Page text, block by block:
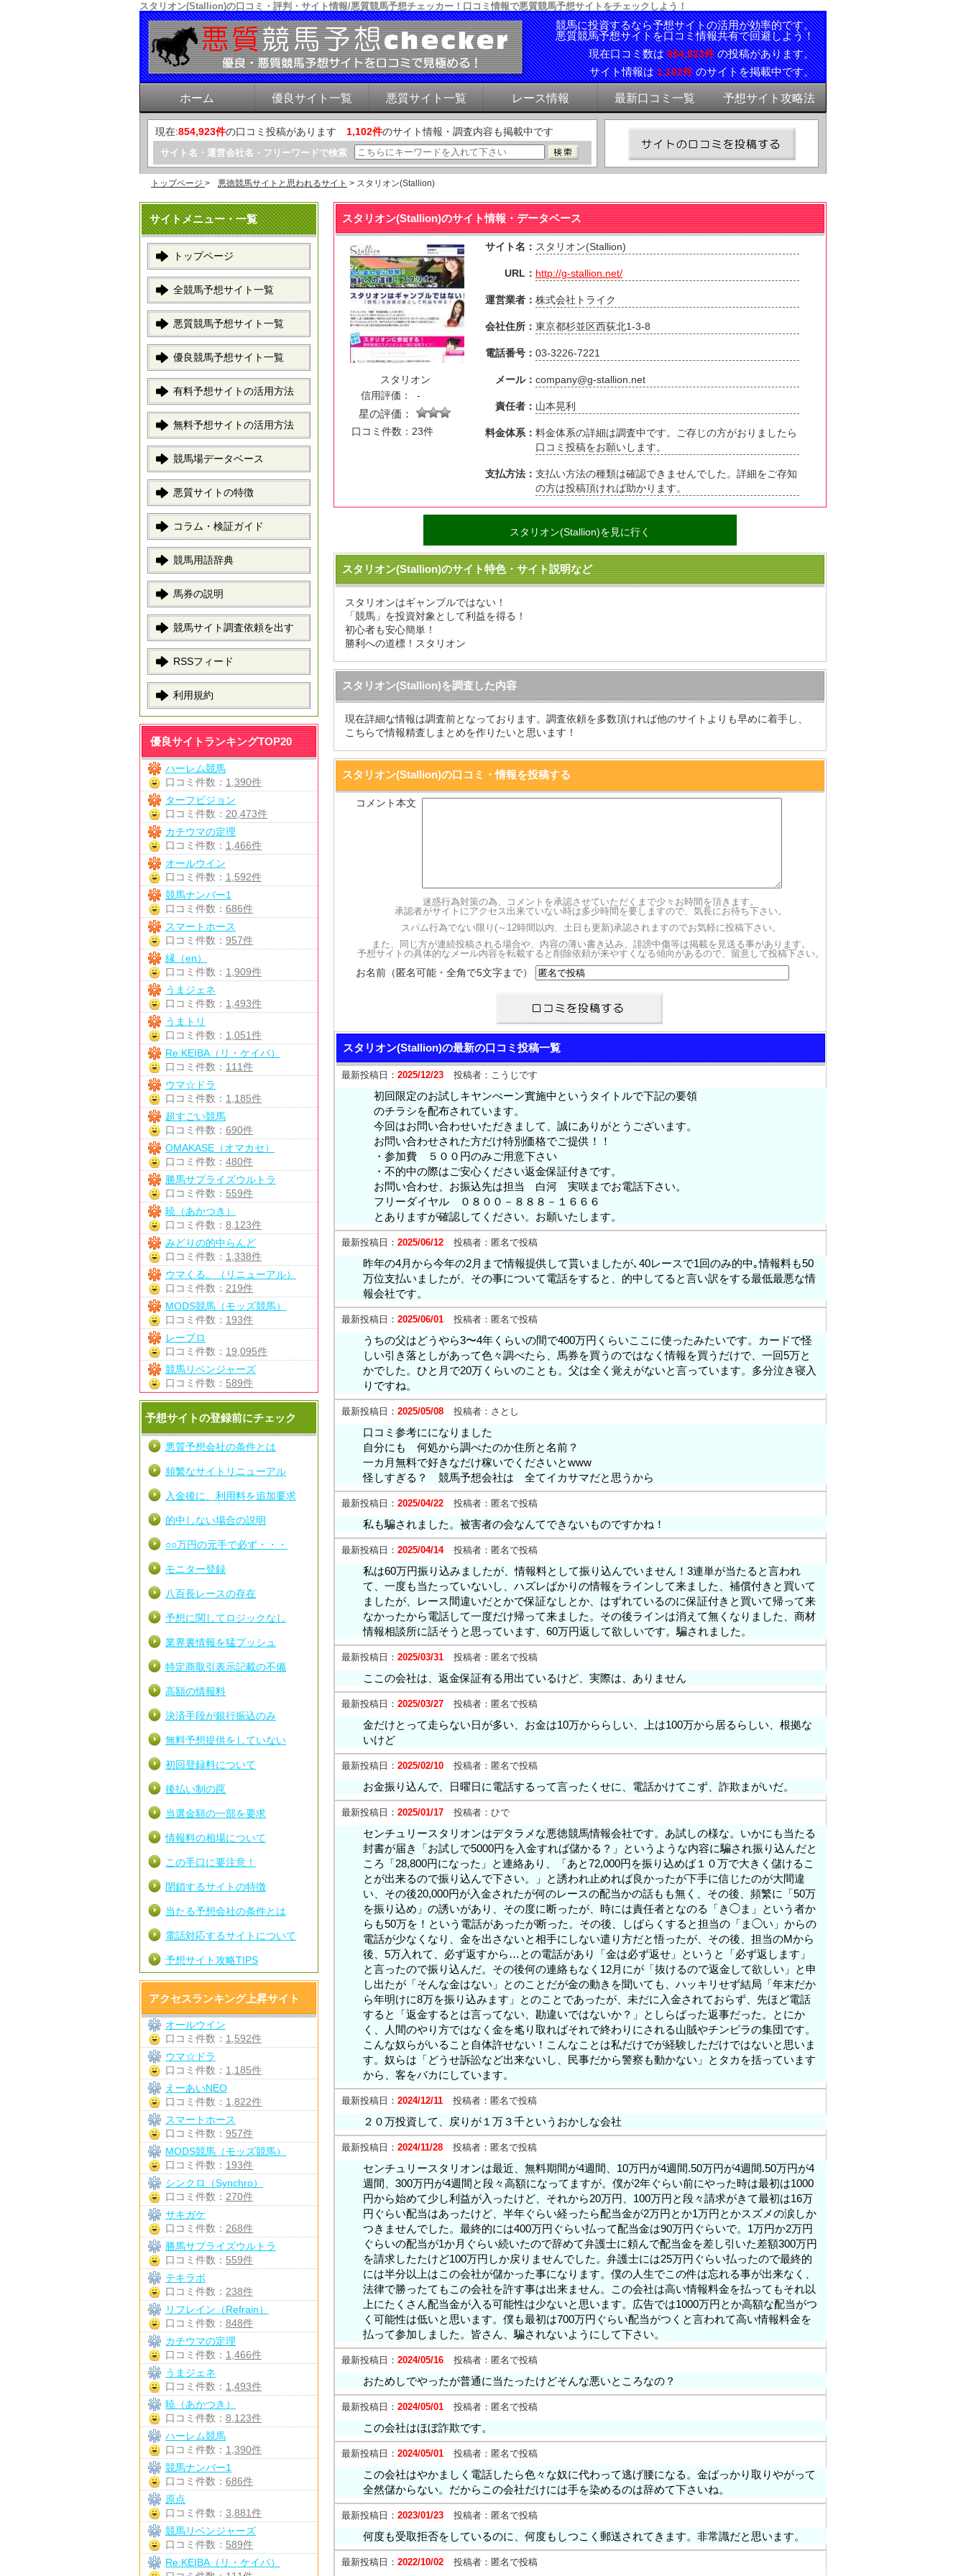
スタリオン(Stallion)の口コミ・評判・サイト情報/悪質競馬予想チェッカー！口コミ情報で悪質競馬予想サイトをチェックしよう！
競馬に投資するなら予想サイトの活用が効率的です。
悪質競馬予想サイトを口コミ情報共有で回避しよう！
現在口コミ数は854,923件の投稿があります。
サイト情報は1,102件のサイトを掲載中です。
ホーム 優良サイト一覧 悪質サイト一覧 レース情報 最新口コミ一覧 予想サイト攻略法
現在:854,923件の口コミ投稿があります 1,102件のサイト情報・調査内容も掲載中です
サイト名・運営会社名・フリーワードで検索
トップページ > 悪徳競馬サイトと思われるサイト > スタリオン(Stallion)
サイトメニュー・一覧
トップページ
全競馬予想サイト一覧
悪質競馬予想サイト一覧
優良競馬予想サイト一覧
有料予想サイトの活用方法
無料予想サイトの活用方法
競馬場データベース
悪質サイトの特徴
コラム・検証ガイド
競馬用語辞典
馬券の説明
競馬サイト調査依頼を出す
RSSフィード
利用規約
優良サイトランキングTOP20
ハーレム競馬
口コミ件数： 1,390件
ターフビジョン
口コミ件数： 20,473件
カチウマの定理
口コミ件数： 1,466件
オールウイン
口コミ件数： 1,592件
競馬ナンバー1
口コミ件数： 686件
スマートホース
口コミ件数： 957件
縁（en）
口コミ件数： 1,909件
うまジェネ
口コミ件数： 1,493件
うまトリ
口コミ件数： 1,051件
Re:KEIBA（リ・ケイバ）
口コミ件数： 111件
ウマ☆ドラ
口コミ件数： 1,185件
超すごい競馬
口コミ件数： 690件
OMAKASE（オマカセ）
口コミ件数： 480件
勝馬サプライズウルトラ
口コミ件数： 559件
暁（あかつき）
口コミ件数： 8,123件
みどりの的中らんど
口コミ件数： 1,338件
ウマくる。（リニューアル）
口コミ件数： 219件
MODS競馬（モッズ競馬）
口コミ件数： 193件
レープロ
口コミ件数： 19,095件
競馬リベンジャーズ
口コミ件数： 589件
予想サイトの登録前にチェック
悪質予想会社の条件とは
頻繁なサイトリニューアル
入金後に、利用料を追加要求
的中しない場合の説明
○○万円の元手で必ず・・・
モニター登録
八百長レースの存在
予想に関してロジックなし
業界裏情報を猛プッシュ
特定商取引表示記載の不備
高額の情報料
決済手段が銀行振込のみ
無料予想提供をしていない
初回登録料について
後払い制の罠
当選金額の一部を要求
情報料の相場について
この手口に要注意！
閉鎖するサイトの特徴
当たる予想会社の条件とは
電話対応するサイトについて
予想サイト攻略TIPS
アクセスランキング上昇サイト
オールウイン
口コミ件数： 1,592件
ウマ☆ドラ
口コミ件数： 1,185件
えーあいNEO
口コミ件数： 1,822件
スマートホース
口コミ件数： 957件
MODS競馬（モッズ競馬）
口コミ件数： 193件
シンクロ（Synchro）
口コミ件数： 270件
サキガケ
口コミ件数： 268件
勝馬サプライズウルトラ
口コミ件数： 559件
テキラボ
口コミ件数： 238件
リフレイン（Refrain）
口コミ件数： 848件
カチウマの定理
口コミ件数： 1,466件
うまジェネ
口コミ件数： 1,493件
暁（あかつき）
口コミ件数： 8,123件
ハーレム競馬
口コミ件数： 1,390件
競馬ナンバー1
口コミ件数： 686件
原点
口コミ件数： 3,881件
競馬リベンジャーズ
口コミ件数： 589件
Re:KEIBA（リ・ケイバ）
スタリオン(Stallion)のサイト情報・データベース
スタリオン
信用評価：
-
星の評価：
口コミ件数：23件
サイト名： スタリオン(Stallion)
URL： http://g-stallion.net/
運営業者： 株式会社トライク
会社住所： 東京都杉並区西荻北1-3-8
電話番号： 03-3226-7221
メール： company@g-stallion.net
責任者： 山本晃利
料金体系： 料金体系の詳細は調査中です。ご存じの方がおりましたら
口コミ投稿をお願いします。
支払方法： 支払い方法の種類は確認できませんでした。詳細をご存知
の方は投稿頂ければ助かります。
スタリオン(Stallion)を見に行く
スタリオン(Stallion)のサイト特色・サイト説明など
スタリオンはギャンブルではない！
「競馬」を投資対象として利益を得る！
初心者も安心簡単！
勝利への道標！スタリオン
スタリオン(Stallion)を調査した内容
現在詳細な情報は調査前となっております。調査依頼を多数頂ければ他のサイトよりも早めに着手し、
こちらで情報精査しまとめを作りたいと思います！
スタリオン(Stallion)の口コミ・情報を投稿する
コメント本文
迷惑行為対策の為、コメントを承認させていただくまで少々お時間を頂きます。
承認者がサイトにアクセス出来ていない時は多少時間を要しますので、気長にお待ち下さい。
スパム行為でない限り(～12時間以内、土日も更新)承認されますのでお気軽に投稿下さい。
また、同じ方が連続投稿される場合や、内容の薄い書き込み、誹謗中傷等は掲載を見送る事があります。
予想サイトの具体的なメール内容を転載すると削除依頼が来やすくなる傾向があるので、留意して投稿下さい。
お名前（匿名可能・全角で5文字まで）
スタリオン(Stallion)の最新の口コミ投稿一覧
最新投稿日： 2025/12/23 投稿者： こうじです
初回限定のお試しキヤンぺーン實施中というタイトルで下記の要領
のチラシを配布されています。
今回はお問い合わせいただきまして、誠にありがとうございます。
お問い合わせされた方だけ特別価格でご提供！！
・参加費 ５００円のみご用意下さい
・不的中の際はご安心ください返金保証付きです。
お問い合わせ、お振込先は担当 白河 実咲までお電話下さい。
フリーダイヤル ０８００－８８８－１６６６
とありますが確認してください。お願いたします。
最新投稿日： 2025/06/12 投稿者： 匿名で投稿
昨年の4月から今年の2月まで情報提供して貰いましたが､40レースで1回のみ的中｡情報料も50
万位支払いましたが、その事について電話をすると、的中してると言い訳をする最低最悪な情
報会社です。
最新投稿日： 2025/06/01 投稿者： 匿名で投稿
うちの父はどうやら3〜4年くらいの間で400万円くらいここに使ったみたいです。カードで怪
しい引き落としがあって色々調べたら、馬券を買うのではなく情報を買うだけで、一回5万と
かでした。ひと月で20万くらいのことも。父は全く覚えがないと言っています。多分泣き寝入
りですね。
最新投稿日： 2025/05/08 投稿者： さとし
口コミ参考にになりました
自分にも 何処から調べたのか住所と名前？
一カ月無料で好きなだけ稼いでくださいとwww
怪しすぎる？ 競馬予想会社は 全てイカサマだと思うから
最新投稿日： 2025/04/22 投稿者： 匿名で投稿
私も騙されました。被害者の会なんてできないものですかね！
最新投稿日： 2025/04/14 投稿者： 匿名で投稿
私は60万円振り込みましたが、情報料として振り込んでいません！3連単が当たると言われ
て、一度も当たっていないし、ハズレばかりの情報をラインして来ました、補償付きと買いて
ましたが、レース間違いだとかで保証なしとか、はずれているのに保証付きと買いて帰って来
なかったから電話して一度だけ帰って来ました。その後ラインは消えて無くなりました、商材
情報相談所に話そうと思っています、60万円返して欲しいです。騙されました。
最新投稿日： 2025/03/31 投稿者： 匿名で投稿
ここの会社は、返金保証有る用出ているけど、実際は、ありません
最新投稿日： 2025/03/27 投稿者： 匿名で投稿
金だけとって走らない日が多い、お金は10万かららしい、上は100万から居るらしい、根拠な
いけど
最新投稿日： 2025/02/10 投稿者： 匿名で投稿
お金振り込んで、日曜日に電話するって言ったくせに、電話かけてこず、詐欺まがいだ。
最新投稿日： 2025/01/17 投稿者： ひで
センチュリースタリオンはデタラメな悪徳競馬情報会社です。あ試しの様な。いかにも当たる
封書が届き「お試しで5000円を入金すれば儲かる？」というような内容に騙され振り込んだと
ころ「28,800円になった」と連絡あり、「あと72,000円を振り込めば１０万で大きく儲けるこ
とが出来るので振り込んで下さい。」と誘われ止めれば良かったが下手に信じたのが大間違
い、その後20,000円が入金されたが何のレースの配当かの話もも無く、その後、頻繁に「50万
を振り込め」の誘いがあり、その度に断ったが、時には責任者となのる「き◯ま」という者か
らも50万を！という電話があったが断った。その後、しばらくすると担当の「ま◯い」からの
電話が少なくなり、金を出さないと相手にしない遣り方だと悟ったが、その後、担当のMから
後、5万入れて、必ず返すから…との電話があり「金は必ず返せ」というと「必ず返します」
と言ったので振り込んだ。その後何の連絡もなく12月にが「抜けるので返金して欲しい」と申
し出たが「そんな金はない」とのことだが金の動きを聞いても、ハッキリせず結局「年末だか
ら年明けに8万を振り込みます」とのことであったが、未だに入金されておらず、先ほど電話
すると「返金するとは言ってない、勘違いではないか？」としらばった返事だった。とにか
く、人間のやり方ではなく金を毟り取ればそれで終わりにされる山賊やチンピラの集団です。
こんな奴らがいること自体許せない！こんなことは私だけでが経験しただけではないと思いま
す。奴らは「どうせ訴訟など出来ないし、民事だから警察も動かない」とタカを括っています
から、客をバカにしています。
最新投稿日： 2024/12/11 投稿者： 匿名で投稿
２０万投資して、戻りが１万３千というおかしな会社
最新投稿日： 2024/11/28 投稿者： 匿名で投稿
センチュリースタリオンは最近、無料期間が4週間、10万円が4週間.50万円が4週間.50万円が4
週間、300万円が4週間と段々高額になってますが。僕が2年ぐらい前にやった時は最初は1000
円から始めて少し利益が入ったけど、それから20万円、100万円と段々請求がきて最初は16万
円ぐらい配当はあったけど、半年ぐらい経ったら配当金が2万円とか1万円とかスズメの涙しか
つきませんでした。最終的には400万円ぐらい払って配当金は90万円ぐらいで。1万円か2万円
ぐらいの配当が1か月ぐらい続いたので辞めて弁護士に頼んで配当金を差し引いた差額300万円
を請求したたけど100万円しか戻りませんでした。弁護士には25万円ぐらい払ったので最終的
には半分以上はこの会社が儲かった事になります。僕の人生でこの件は忘れる事が出来なく、
法律で勝ったてもこの会社を許す事は出来ません。この会社は高い情報料金を払ってもそれ以
上にたくさん配当金が入る可能性は少ないと思います。広告では1000万円とか高額な配当がつ
く可能性は低いと思います。僕も最初は700万円ぐらい配当がつくと言われて高い情報料金を
払って参加しました。皆さん、騙されないようにして下さい。
最新投稿日： 2024/05/16 投稿者： 匿名で投稿
おためしでやったが普通に当たったけどそんな悪いところなの？
最新投稿日： 2024/05/01 投稿者： 匿名で投稿
この会社はほぼ詐欺です。
最新投稿日： 2024/05/01 投稿者： 匿名で投稿
この会社はやかましく電話したら色々な奴に代わって逃げ腰になる。金ばっかり取りやがって
全然儲からない。だからこの会社だけには手を染めるのは辞めて下さいね。
最新投稿日： 2023/01/23 投稿者： 匿名で投稿
何度も受取拒否をしているのに、何度もしつこく郵送されてきます。非常識だと思います。
最新投稿日： 2022/10/02 投稿者： 匿名で投稿